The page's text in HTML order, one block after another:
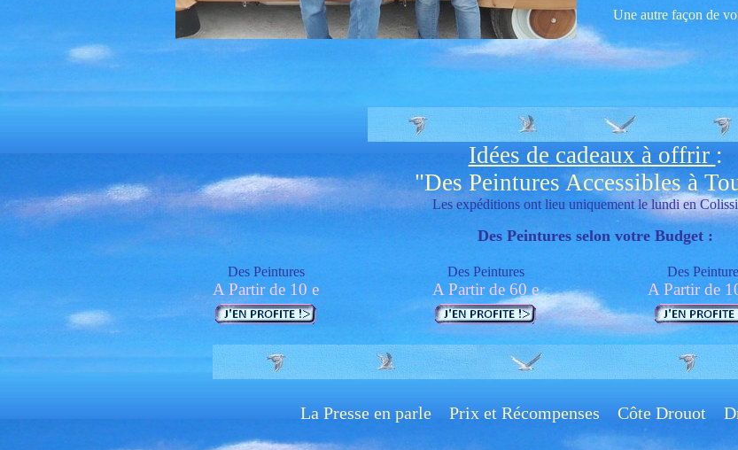
Une autre façon de
Idées de cadeaux à offrir :
"Des Peintures Accessibles à
Les expéditions ont lieu uniquement le lundi en
Des Peintures selon votre Budget :
Des Peintures
A Partir de 10 e
Des Peintures
A Partir de 60 e
Des
A Partir de
La Presse en parle Prix et Récompenses Côte Drouot